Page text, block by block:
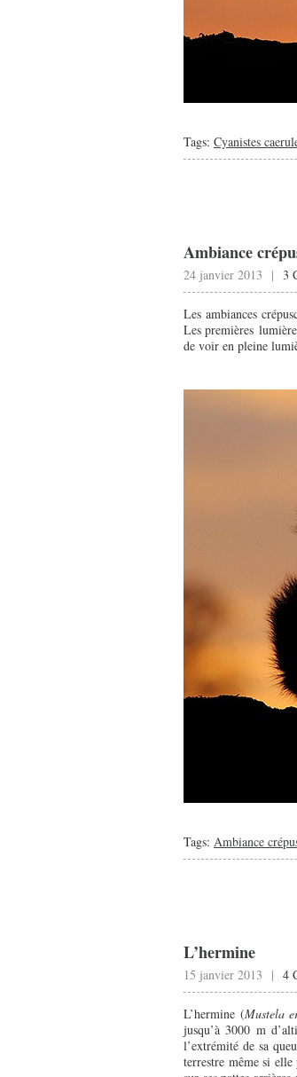
Tags: Cyanistes
Ambiance
24 janvier 2013 | 3
Les ambiances
Les premières
de voir en pleine
Tags: Ambiance
L’hermine
15 janvier 2013 | 4
L’hermine (Mustela
jusqu’à 3000 m
l’extrémité de sa
terrestre même si elle